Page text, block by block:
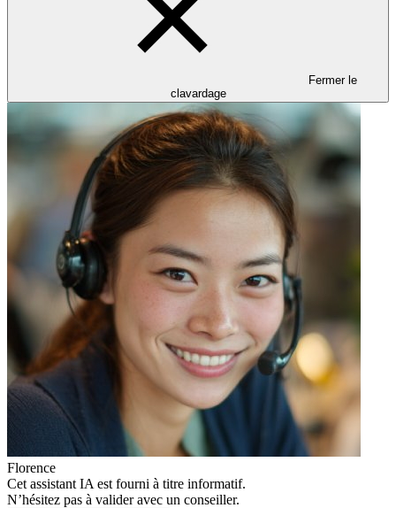
Fermer le
clavardage
Florence
Cet assistant IA est fourni à titre informatif.
N’hésitez pas à valider avec un conseiller.